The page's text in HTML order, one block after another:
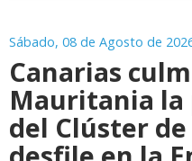
Sábado, 08 de Agosto de
Canarias
Mauritania la
del Clúster